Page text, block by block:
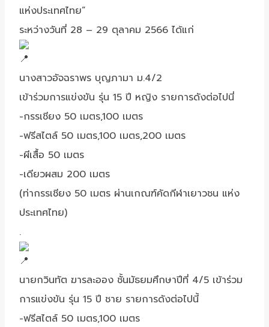
แห่งประเทศไทย”
ระหว่างวันที่ 28 – 29 ตุลาคม 2566 ได้แก่
นางสาวอัจฉราพร บุญภามา ม.4/2
เข้าร่วมการแข่งขัน รุ่น 15 ปี หญิง รายการดังต่อไปนี่
-กรรเชียง 50 เมตร,100 เมตร
-ฟรีสไตล์ 50 เมตร,100 เมตร,200 เมตร
-ผีเสื้อ 50 เมตร
-เดียวผสม 200 เมตร
(ท่ากรรเชียง 50 เมตร ผ่านเกณฑ์คัดกีฬาเยาวชน แห่ง
ประเทศไทย)
.
นายกวินทัต ฆารละออง ชั้นมัธยมศึกษาปีที่ 4/5 เข้าร่วม
การแข่งขัน รุ่น 15 ปี ชาย รายการดังต่อไปนี้
-ฟรีสไตล์ 50 เมตร,100 เมตร